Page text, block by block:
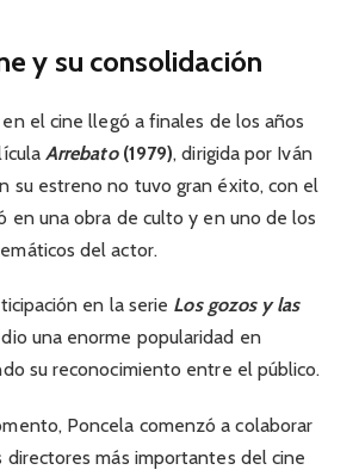
y su consolidación
el cine llegó a finales de los años
Arrebato(1979), dirigida por Iván
su estreno no tuvo gran éxito, con el
en una obra de culto y en uno de los
del actor.
en la serie Los gozos y las
una enorme popularidad en
su reconocimiento entre el público.
Poncela comenzó a colaborar
directores más importantes del cine